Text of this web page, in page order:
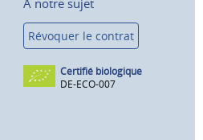
À notre sujet
Révoquer le contrat
Certifié biologique
DE-ECO-007